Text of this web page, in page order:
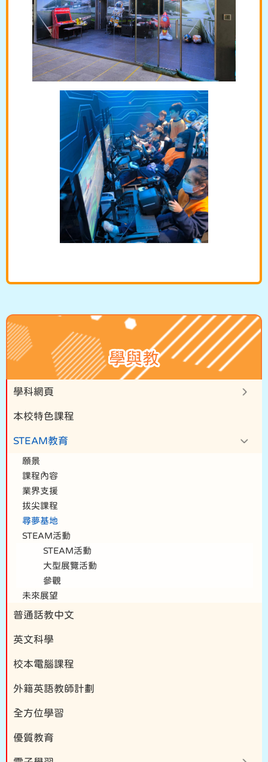
學與教
學科網頁
本校特色課程
STEAM教育
願景
課程內容
業界支援
拔尖課程
尋夢基地
STEAM活動
STEAM活動
大型展覽活動
參觀
未來展望
普通話教中文
英文科學
校本電腦課程
外籍英語教師計劃
全方位學習
優質教育